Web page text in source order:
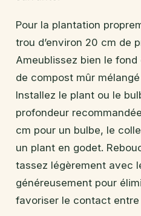
Pour la plantation
trou d’environ 20 cm de
Ameublissez bien le
de compost mûr
Installez le plant ou le
profondeur
cm pour un bulbe, le
un plant en godet.
tassez légèrement avec
généreusement pour
favoriser le contact